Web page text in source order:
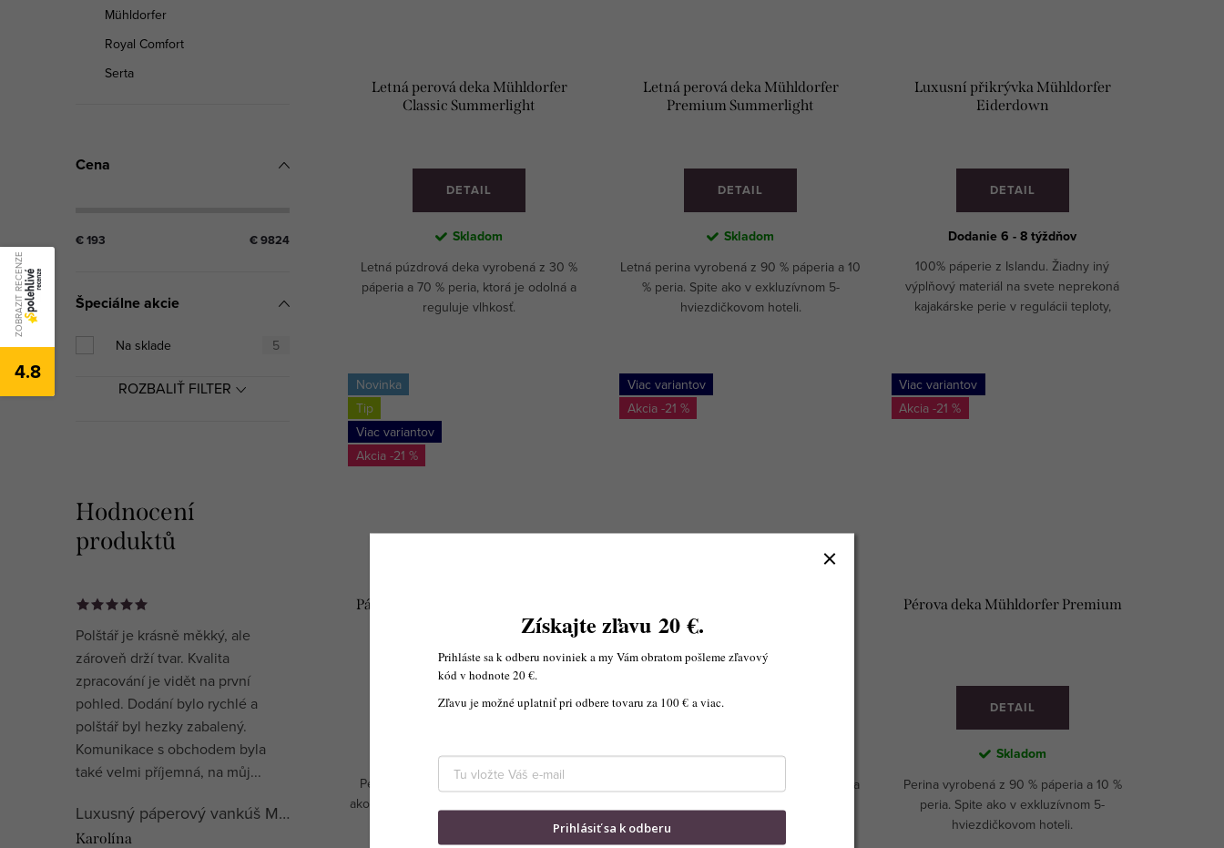
Mühldorfer
Royal Comfort
Serta
Cena
€193 €9824
Špeciálne akcie
Na sklade 5
ROZBALIŤ FILTER
Hodnocení
produktů
Polštář je krásně měkký, ale
zároveň drží tvar. Kvalita
zpracování je vidět na první
pohled. Dodání bylo rychlé a
polštář byl hezky zabalený.
Komunikace s obchodem byla
také velmi příjemná, na můj...
Luxusný páperový vankúš Mühldorfer Premium Special
Karolína
Letná perová deka Mühldorfer
Classic Summerlight
DETAIL
Skladom
Letná púzdrová deka vyrobená z 30 %
páperia a 70 % peria, ktorá je odolná a
reguluje vlhkosť.
Letná perová deka Mühldorfer
Premium Summerlight
DETAIL
Skladom
Letná perina vyrobená z 90 % páperia a 10
% peria. Spite ako v exkluzívnom 5-
hviezdičkovom hoteli.
Luxusní přikrývka Mühldorfer
Eiderdown
DETAIL
Dodanie 6 - 8 týždňov
100% páperie z Islandu. Žiadny iný
výplňový materiál na svete neprekoná
kajakárske perie v regulácii teploty,
Novinka
Tip
Viac variantov
-21 %
Pápierová perina Mühldorfer Royal
DETAIL
Dodanie 2 - 3 týždne
Perina vyrobená z 100 % páperia. Spite
ako v exkluzívnom 5-hviezdičkovom hoteli.
Viac variantov
-21 %
DETAIL
Skladom
Púzdrová deka vyrobená z 30 % páperia a
Viac variantov
-21 %
Pérova deka Mühldorfer Premium
DETAIL
Skladom
Perina vyrobená z 90 % páperia a 10 %
peria. Spite ako v exkluzívnom 5-
hviezdičkovom hoteli.
Získajte zľavu20€.
Prihláste sa k odberu noviniek a my Vám obratom pošleme zľavový
kód v hodnote 20 €.
Zľavu je možné uplatniť pri odbere tovaru za 100 € a viac.
Prihlásiť sa k odberu
ZOBRAZIT RECENZE
4.8